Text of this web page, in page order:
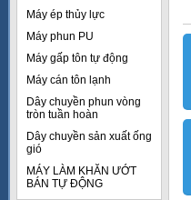
Máy ép thủy lực
Máy phun PU
Máy gấp tôn tự động
Máy cán tôn lạnh
Dây chuyền phun vòng
tròn tuần hoàn
Dây chuyền sản xuất ống
gió
MÁY LÀM KHĂN ƯỚT
BÁN TỰ ĐỘNG